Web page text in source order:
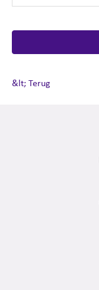
&lt; Terug